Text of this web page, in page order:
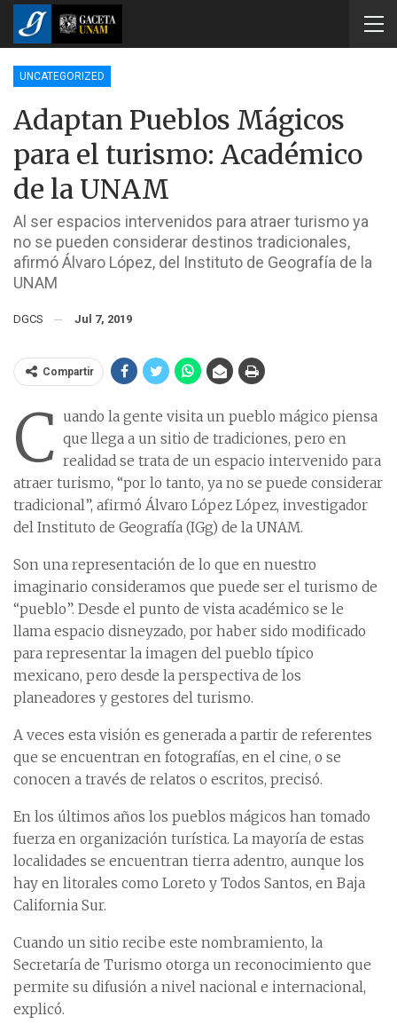
UNCATEGORIZED
Adaptan Pueblos Mágicos
para el turismo: Académico
de la UNAM
Al ser espacios intervenidos para atraer turismo ya
no se pueden considerar destinos tradicionales,
afirmó Álvaro López, del Instituto de Geografía de la
UNAM
DGCS Jul 7, 2019
Compartir
C uando la gente visita un pueblo mágico piensa
que llega a un sitio de tradiciones, pero en
realidad se trata de un espacio intervenido para
atraer turismo, “por lo tanto, ya no se puede considerar
tradicional”, afirmó Álvaro López López, investigador
del Instituto de Geografía (IGg) de la UNAM.
Son una representación de lo que en nuestro
imaginario consideramos que puede ser el turismo de
“pueblo”. Desde el punto de vista académico se le
llama espacio disneyzado, por haber sido modificado
para representar la imagen del pueblo típico
mexicano, pero desde la perspectiva de los
planeadores y gestores del turismo.
A veces esta visión es generada a partir de referentes
que se encuentran en fotografías, en el cine, o se
conocen a través de relatos o escritos, precisó.
En los últimos años los pueblos mágicos han tomado
fuerza en organización turística. La mayoría de estas
localidades se encuentran tierra adentro, aunque los
hay en litorales como Loreto y Todos Santos, en Baja
California Sur.
Cuando un sitio recibe este nombramiento, la
Secretaría de Turismo otorga un reconocimiento que
permite su difusión a nivel nacional e internacional,
explicó.